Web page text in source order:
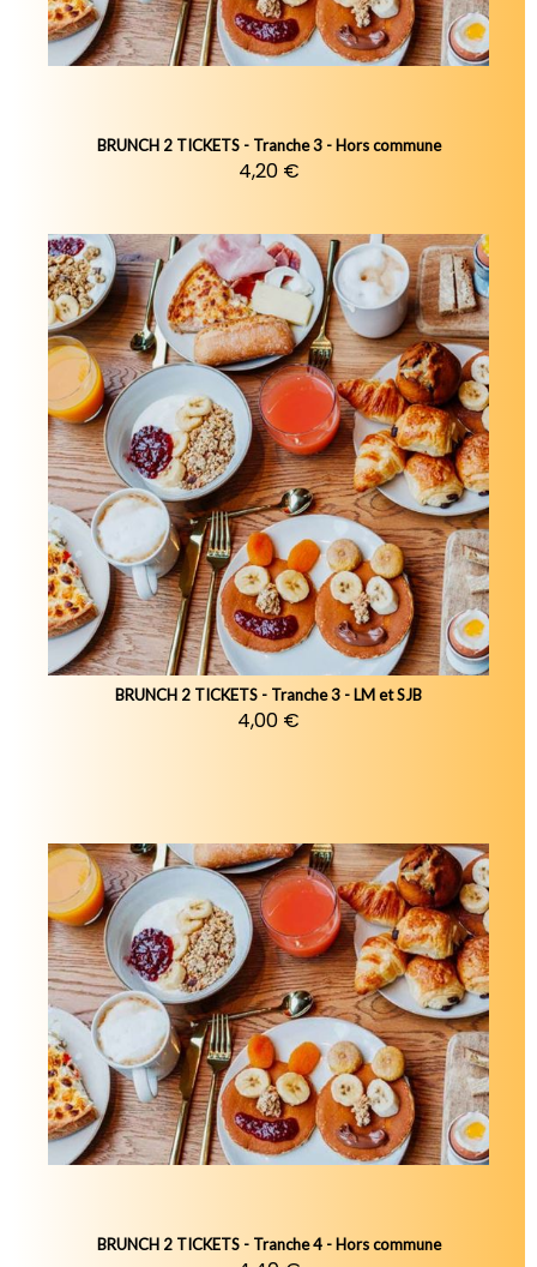
BRUNCH 2 TICKETS - Tranche 3 - Hors commune
4,20 €
BRUNCH 2 TICKETS - Tranche 3 - LM et SJB
4,00 €
BRUNCH 2 TICKETS - Tranche 4 - Hors commune